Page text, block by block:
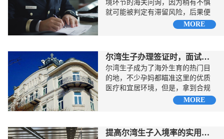
境环节的海关问询，因为稍有不慎
就可能被判定有滞留风险，后果便
是会直接遭到遣返。...
MORE
尔湾生子办理签证时，面试官核心考察要点
尔湾生子成为了海外生育的热门目
的地，不少孕妈都瞄准这里的优质
医疗和宜居环境，但是，拿到合规
MORE
提高尔湾生子入境率的实用指南